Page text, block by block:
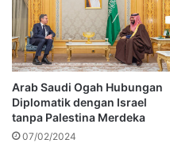
Arab Saudi Ogah Hubungan
Diplomatik dengan Israel
tanpa Palestina Merdeka
07/02/2024